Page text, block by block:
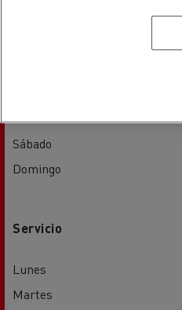
Viernes
Sábado
Domingo
Servicio
Lunes
Martes